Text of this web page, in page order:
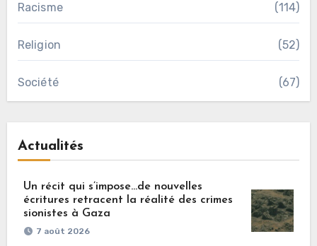
Racisme (114)
Religion (52)
Société (67)
Actualités
Un récit qui s’impose…de nouvelles
écritures retracent la réalité des crimes
sionistes à Gaza
7 août 2026